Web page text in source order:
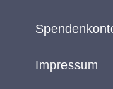
Impressum